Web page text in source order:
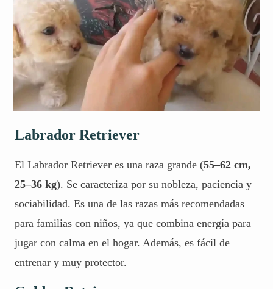
Labrador Retriever
El Labrador Retriever es una raza grande (55–62 cm,
25–36 kg). Se caracteriza por su nobleza, paciencia y
sociabilidad. Es una de las razas más recomendadas
para familias con niños, ya que combina energía para
jugar con calma en el hogar. Además, es fácil de
entrenar y muy protector.